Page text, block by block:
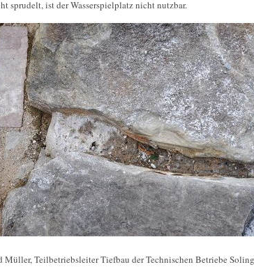
sprudelt, ist der Wasserspielplatz nicht nutzbar.
Müller, Teilbetriebsleiter Tiefbau der Technischen Betriebe